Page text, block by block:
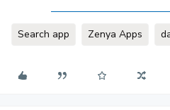
Search app Zenya Apps